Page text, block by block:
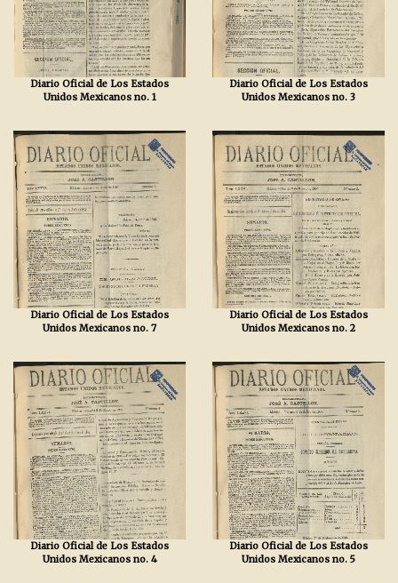
Diario Oficial de Los Estados
Unidos Mexicanos no. 1
Diario Oficial de Los Estados
Unidos Mexicanos no. 3
Diario Oficial de Los Estados
Unidos Mexicanos no. 7
Diario Oficial de Los Estados
Unidos Mexicanos no. 2
Diario Oficial de Los Estados
Unidos Mexicanos no. 4
Diario Oficial de Los Estados
Unidos Mexicanos no. 5